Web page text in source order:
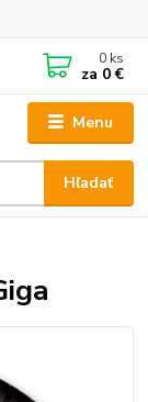
Menu
Hľadať
0 ks
za 0 €